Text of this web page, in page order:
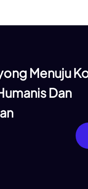
Menuju
Dan